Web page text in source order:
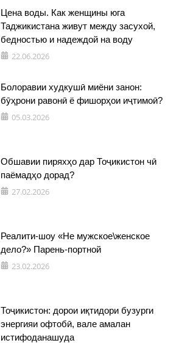
Цена воды. Как женщины юга
Таджикистана живут между засухой,
бедностью и надеждой на воду
22.06.2026
Болоравии худкушӣ миёни занон:
бӯҳрони равонӣ ё фишорҳои иҷтимоӣ?
05.03.2026
Обшавии пиряхҳо дар Тоҷикистон чӣ
паёмадҳо дорад?
27.02.2026
Реалити-шоу «Не мужское\женское
дело?» Парень-портной
23.02.2026
Тоҷикистон: дорои иқтидори бузурги
энергияи офтобӣ, вале амалан
истифоданашуда